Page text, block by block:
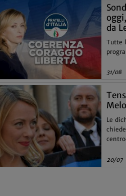
da
Tutte
31/08
Le
20/07